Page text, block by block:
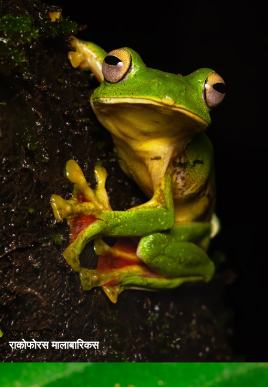
मालाबार ग्लाइडिंग मेंढक
राकोफोरस मालाबारिकस